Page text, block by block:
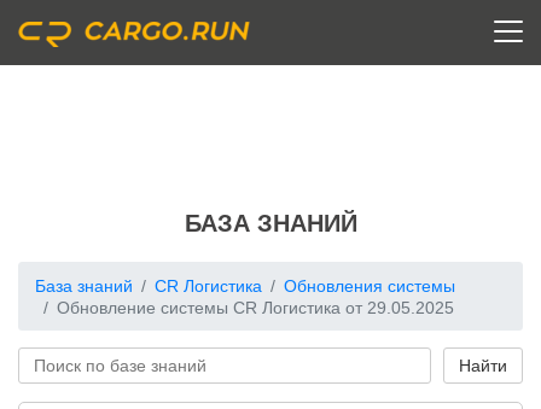
БАЗА ЗНАНИЙ
База знаний CR Логистика
Обновления системы
Обновление системы CR Логистика от 29.05.2025